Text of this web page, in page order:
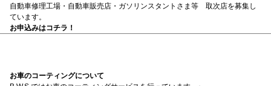
自動車修理工場・自動車販売店・ガソリンスタントさま等 取次店を募集し
ています。
お申込みはコチラ！
お車のコーティングについて